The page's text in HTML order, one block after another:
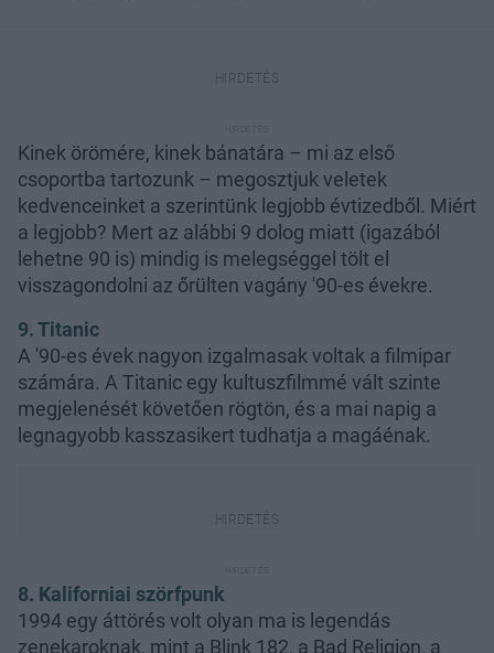
Kinek örömére, kinek bánatára – mi az első
csoportba tartozunk – megosztjuk veletek
kedvenceinket a szerintünk legjobb évtizedből. Miért
a legjobb? Mert az alábbi 9 dolog miatt (igazából
lehetne 90 is) mindig is melegséggel tölt el
visszagondolni az őrülten vagány '90-es évekre.
9. Titanic
A '90-es évek nagyon izgalmasak voltak a filmipar
számára. A Titanic egy kultuszfilmmé vált szinte
megjelenését követően rögtön, és a mai napig a
legnagyobb kasszasikert tudhatja a magáénak.
8. Kaliforniai szörfpunk
1994 egy áttörés volt olyan ma is legendás
zenekaroknak, mint a Blink 182, a Bad Religion, a